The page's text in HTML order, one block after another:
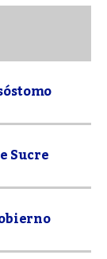
Sucre